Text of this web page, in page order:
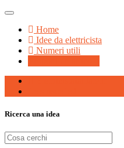
Home
Idee da elettricista
Numeri utili
Ricerca una idea